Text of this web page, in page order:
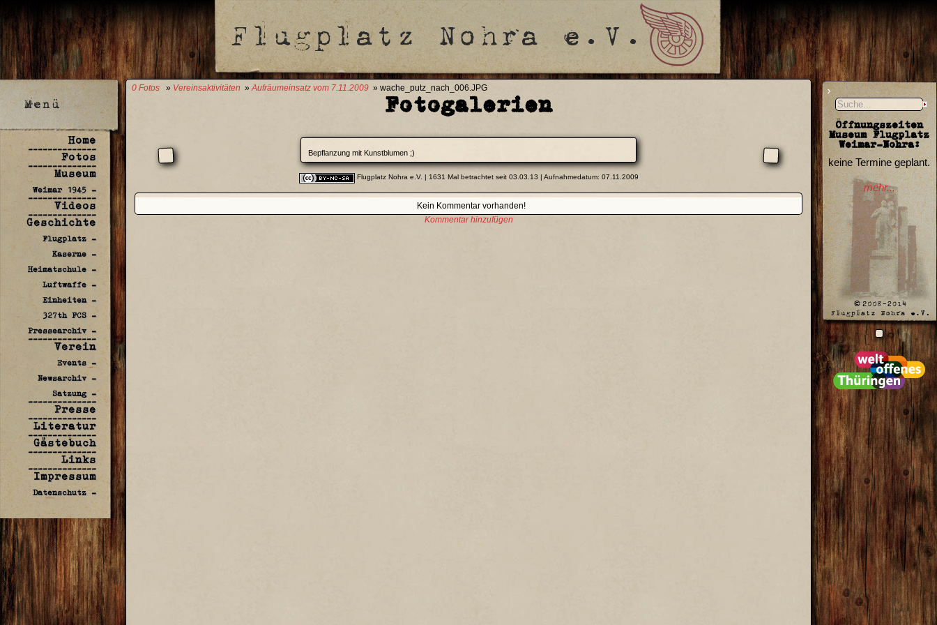
Home
--------------
Fotos
--------------
Museum
Weimar 1945 -
--------------
Videos
--------------
Geschichte
Flugplatz -
Kaserne -
Heimatschule -
Luftwaffe -
Einheiten -
327th FCS -
Pressearchiv -
--------------
Verein
Events -
Newsarchiv -
Satzung -
--------------
Presse
--------------
Literatur
--------------
Gästebuch
--------------
Links
--------------
Impressum
Datenschutz -
Öffnungszeiten
Museum Flugplatz
Weimar-Nohra:
keine Termine geplant.
mehr...
0 Fotos » Vereinsaktivitäten »Aufräumeinsatz vom 7.11.2009 » wache_putz_nach_006.JPG
Fotogalerien
Bepflanzung mit Kunstblumen ;)
Flugplatz Nohra e.V. | 1631 Mal betrachtet seit 03.03.13 | Aufnahmedatum: 07.11.2009
Kein Kommentar vorhanden!
Kommentar hinzufügen